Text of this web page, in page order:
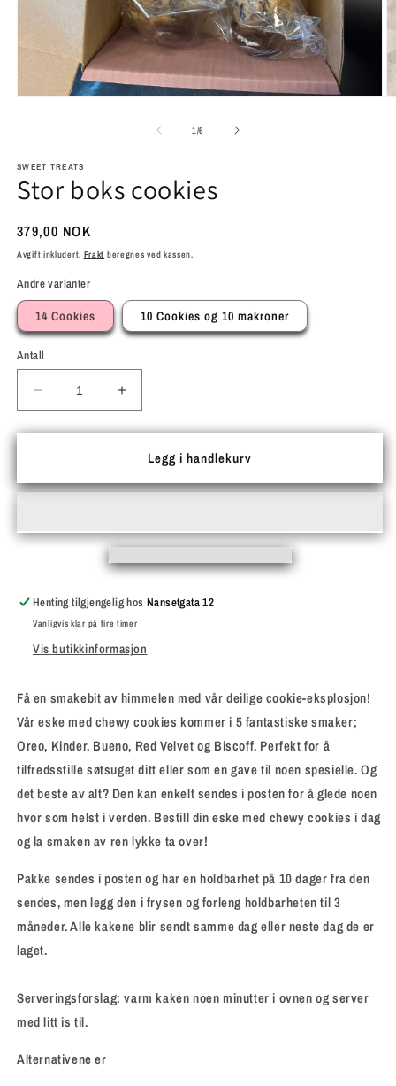
1/av
6
SWEET TREATS
Stor boks cookies
Vanlig
pris
379,00 NOK
Avgift inkludert. Frakt beregnes ved kassen.
Andre varianter
14 Cookies 10 Cookies og 10 makroner
Antall
antallet
for
cookies
Øk
antallet
for
Stor
cookies
Legg i handlekurv
Henting tilgjengelig hosNansetgata 12
Vanligvis klar på fire timer
Vis butikkinformasjon
Få en smakebit av himmelen med vår deilige cookie-eksplosjon!
Vår eske med chewy cookies kommer i 5 fantastiske smaker;
Oreo, Kinder, Bueno, Red Velvet og Biscoff. Perfekt for å
tilfredsstille søtsuget ditt eller som en gave til noen spesielle. Og
det beste av alt? Den kan enkelt sendes i posten for å glede noen
hvor som helst i verden. Bestill din eske med chewy cookies i dag
og la smaken av ren lykke ta over!
Pakke sendes i posten og har en holdbarhet på 10 dager fra den
sendes, men legg den i frysen og forleng holdbarheten til 3
måneder. Alle kakene blir sendt samme dag eller neste dag de er
laget.
Serveringsforslag: varm kaken noen minutter i ovnen og server
med litt is til.
Alternativene er